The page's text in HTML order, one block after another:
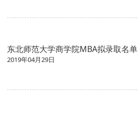
东北师范大学商学院MBA拟录取名单
2019年04月29日